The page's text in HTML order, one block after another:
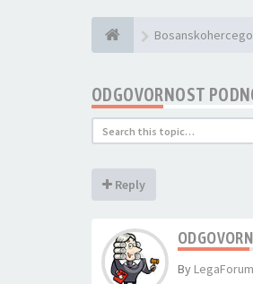
ODGOVORNOST
Reply
By LegaForum